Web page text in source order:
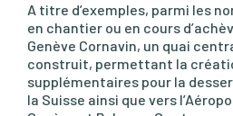
A titre d’exemples, parmi les
en chantier ou en cours
Genève Cornavin, un quai
construit, permettant la
supplémentaires pour la
la Suisse ainsi que vers